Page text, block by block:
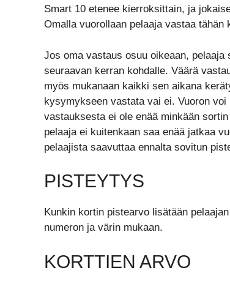
Smart 10 etenee kierroksittain, ja
Omalla vuorollaan pelaaja vastaa
Jos oma vastaus osuu oikeaan,
seuraavan kerran kohdalle. Väärä
myös mukanaan kaikki sen aikana
kysymykseen vastata vai ei. Vuoron
vastauksesta ei ole enää minkään
pelaaja ei kuitenkaan saa enää jatkaa
pelaajista saavuttaa ennalta sovitun
PISTEYTYS
Kunkin kortin pistearvo lisätään
numeron ja värin mukaan.
KORTTIEN ARVO